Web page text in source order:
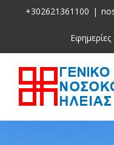
+302621361100 |